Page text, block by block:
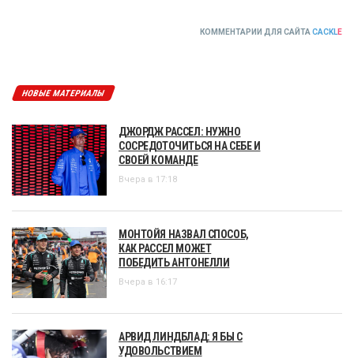
КОММЕНТАРИИ ДЛЯ САЙТА CACKLE
НОВЫЕ МАТЕРИАЛЫ
ДЖОРДЖ РАССЕЛ: НУЖНО
СОСРЕДОТОЧИТЬСЯ НА СЕБЕ И
СВОЕЙ КОМАНДЕ
Вчера в 17:18
МОНТОЙЯ НАЗВАЛ СПОСОБ,
КАК РАССЕЛ МОЖЕТ
ПОБЕДИТЬ АНТОНЕЛЛИ
Вчера в 16:17
АРВИД ЛИНДБЛАД: Я БЫ С
УДОВОЛЬСТВИЕМ